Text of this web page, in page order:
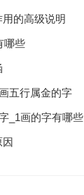
的高级说明
哪些
五行属金的字
_1画的字有哪些
因